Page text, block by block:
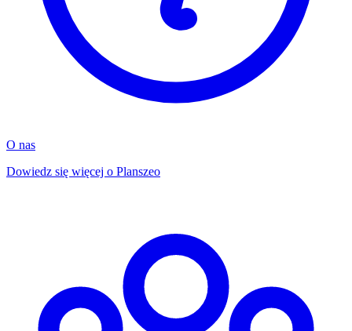
O nas
Dowiedz się więcej o Planszeo